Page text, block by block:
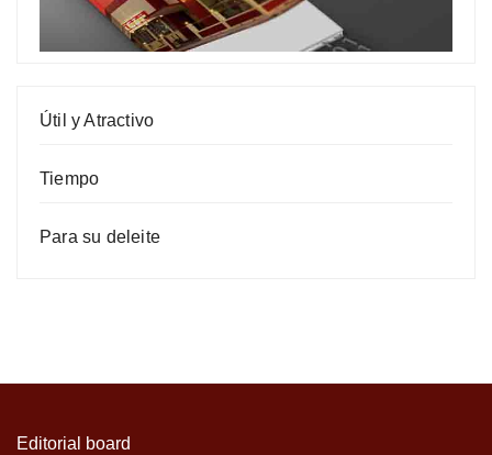
Útil y Atractivo
Tiempo
Para su deleite
Editorial board